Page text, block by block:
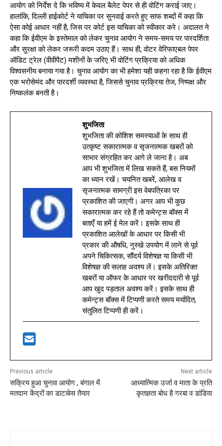
आयोग को निर्देश दे कि भविष्य में केवल बैलेट पेपर से ही वोटिंग कराई जाए।
हालांकि, दिल्ली हाईकोर्ट ने याचिका पर सुनवाई करते हुए साफ शब्दों में कहा कि
ऐसा कोई आधार नहीं है, जिस पर कोर्ट इस याचिका को स्वीकार करे। अदालत ने
कहा कि ईवीएम के इस्तेमाल को लेकर चुनाव आयोग ने समय-समय पर पारदर्शिता
और सुरक्षा को लेकर जरूरी कदम उठाए हैं। साथ ही, वोटर वेरिफाएबल पेपर
ऑडिट ट्रेल (वीवीपैट) मशीनों के जरिए भी वोटिंग प्रक्रिया को अधिक
विश्वसनीय बनाया गया है। चुनाव आयोग का भी हमेशा यही कहना रहा है कि ईवीएम
एक भरोसेमंद और पारदर्शी व्यवस्था है, जिससे चुनाव प्रक्रिया तेज, निष्पक्ष और
निष्कलंक बनती है।
शुभजिता
शुभजिता की कोशिश समस्याओं के साथ ही
उत्कृष्ट सकारात्मक व सृजनात्मक खबरों को
साभार संग्रहित कर आगे ले जाना है। अब
आप भी शुभजिता में लिख सकते हैं, बस नियमों
का ध्यान रखें। चयनित खबरें, आलेख व
सृजनात्मक सामग्री इस वेबपत्रिका पर
प्रकाशित की जाएगी। अगर आप भी कुछ
सकारात्मक कर रहे हैं तो कमेन्ट्स बॉक्स में
बताएँ या हमें ई मेल करें। इसके साथ ही
प्रकाशित आलेखों के आधार पर किसी भी
प्रकार की औषधि, नुस्खे उपयोग में लाने से पूर्व
अपने चिकित्सक, सौंदर्य विशेषज्ञ या किसी भी
विशेषज्ञ की सलाह अवश्य लें। इसके अतिरिक्त
खबरों या ऑफर के आधार पर खरीददारी से पूर्व
आप खुद पड़ताल अवश्य करें। इसके साथ ही
कमेन्ट्स बॉक्स में टिप्पणी करते समय मर्यादित,
संतुलित टिप्पणी ही करें।
Previous article
सक्रिय हुआ चुनाव आयोग , बंगाल में
मतदान केंद्रों का डाटाबेस तैयार
Next article
आध्यात्मिक उर्जा व माता के प्रति
कृतज्ञता बोध है गरबा व डांडिया